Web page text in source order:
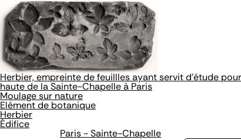
Herbier, empreinte de feuillles ayant servit d'étude
haute de la Sainte-Chapelle à Paris
Moulage sur nature
Elément de botanique
Herbier
Édifice
Paris - Sainte-Chapelle